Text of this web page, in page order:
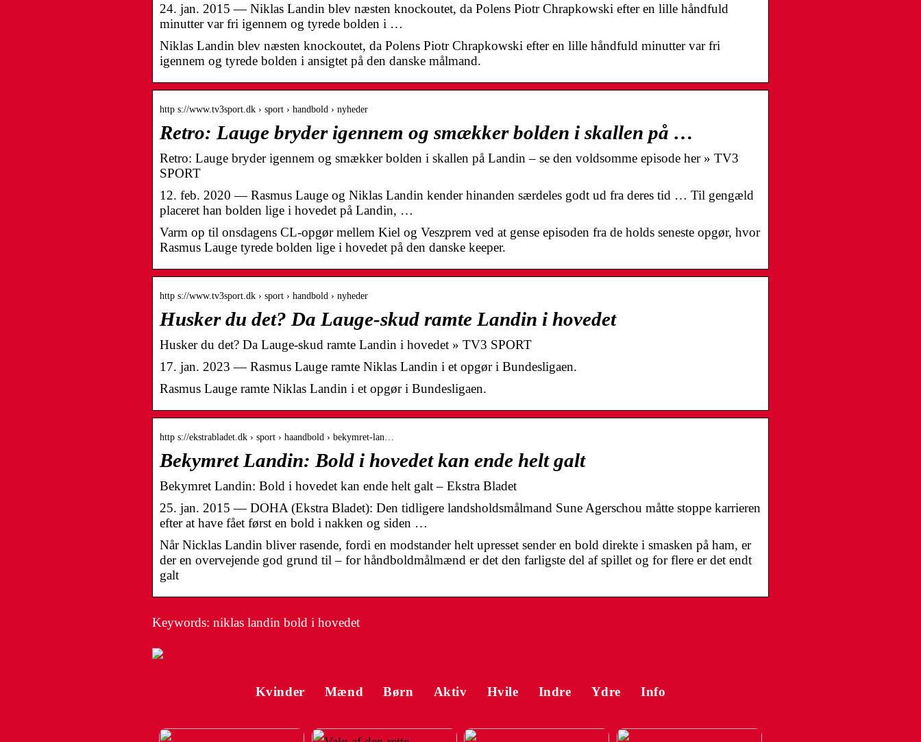
24. jan. 2015 — Niklas Landin blev næsten knockoutet, da Polens Piotr Chrapkowski efter en lille håndfuld
minutter var fri igennem og tyrede bolden i …
Niklas Landin blev næsten knockoutet, da Polens Piotr Chrapkowski efter en lille håndfuld minutter var fri
igennem og tyrede bolden i ansigtet på den danske målmand.
http s://www.tv3sport.dk › sport › handbold › nyheder
Retro: Lauge bryder igennem og smækker bolden i skallen på …
Retro: Lauge bryder igennem og smækker bolden i skallen på Landin – se den voldsomme episode her » TV3
SPORT
12. feb. 2020 — Rasmus Lauge og Niklas Landin kender hinanden særdeles godt ud fra deres tid … Til gengæld
placeret han bolden lige i hovedet på Landin, …
Varm op til onsdagens CL-opgør mellem Kiel og Veszprem ved at gense episoden fra de holds seneste opgør, hvor
Rasmus Lauge tyrede bolden lige i hovedet på den danske keeper.
http s://www.tv3sport.dk › sport › handbold › nyheder
Husker du det? Da Lauge-skud ramte Landin i hovedet
Husker du det? Da Lauge-skud ramte Landin i hovedet » TV3 SPORT
17. jan. 2023 — Rasmus Lauge ramte Niklas Landin i et opgør i Bundesligaen.
Rasmus Lauge ramte Niklas Landin i et opgør i Bundesligaen.
http s://ekstrabladet.dk › sport › haandbold › bekymret-lan…
Bekymret Landin: Bold i hovedet kan ende helt galt
Bekymret Landin: Bold i hovedet kan ende helt galt – Ekstra Bladet
25. jan. 2015 — DOHA (Ekstra Bladet): Den tidligere landsholdsmålmand Sune Agerschou måtte stoppe karrieren
efter at have fået først en bold i nakken og siden …
Når Nicklas Landin bliver rasende, fordi en modstander helt upresset sender en bold direkte i smasken på ham, er
der en overvejende god grund til – for håndboldmålmænd er det den farligste del af spillet og for flere er det endt
galt
Keywords: niklas landin bold i hovedet
Kvinder Mænd Børn Aktiv Hvile Indre Ydre Info